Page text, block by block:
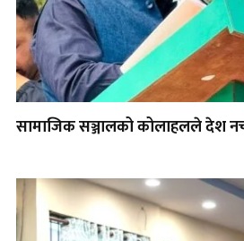
सामाजिक सञ्जालको कोलाहलले देश